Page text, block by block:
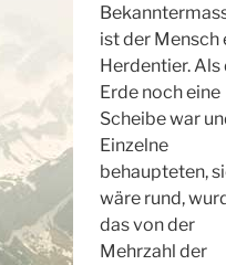
ist der Mensch
Herdentier. Als
Erde noch eine
Scheibe war
Einzelne
behaupteten,
wäre rund,
das von der
Mehrzahl der